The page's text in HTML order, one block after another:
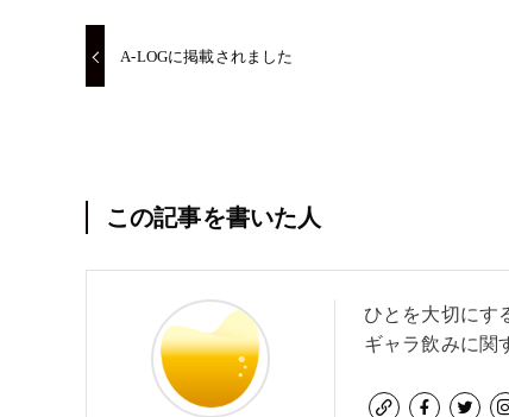
A-LOGに掲載されました
この記事を書いた人
ひとを大切にす
ギャラ飲みに関